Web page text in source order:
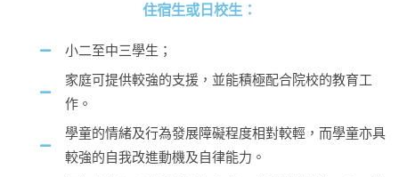
住宿生或日校生：
小二至中三學生；
家庭可提供較強的支援，並能積極配合院校的教育工
作。
學童的情緒及行為發展障礙程度相對較輕，而學童亦具
較強的自我改進動機及自律能力。